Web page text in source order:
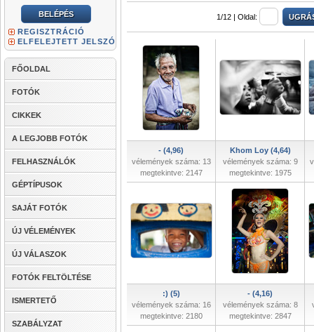
REGISZTRÁCIÓ
ELFELEJTETT JELSZÓ
FŐOLDAL
FOTÓK
CIKKEK
A LEGJOBB FOTÓK
FELHASZNÁLÓK
GÉPTÍPUSOK
SAJÁT FOTÓK
ÚJ VÉLEMÉNYEK
ÚJ VÁLASZOK
FOTÓK FELTÖLTÉSE
ISMERTETŐ
SZABÁLYZAT
1/12 | Oldal:
- (4,96)
vélemények száma: 13
megtekintve: 2147
Khom Loy (4,64)
vélemények száma: 9
megtekintve: 1975
:) (5)
vélemények száma: 16
megtekintve: 2180
- (4,16)
vélemények száma: 8
megtekintve: 2847